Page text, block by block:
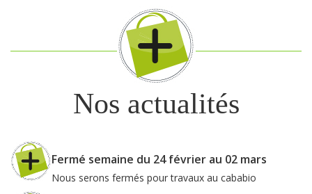
Nos actualités
Fermé semaine du 24 février au 02 mars
Nous serons fermés pour travaux au cababio